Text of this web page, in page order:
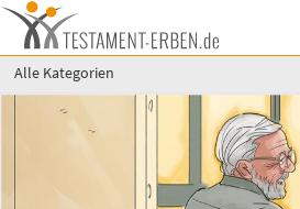
Alle Kategorien